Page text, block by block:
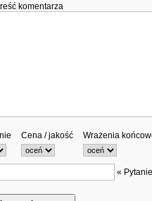
komentarza
Cena / jakość Wrażenia
«